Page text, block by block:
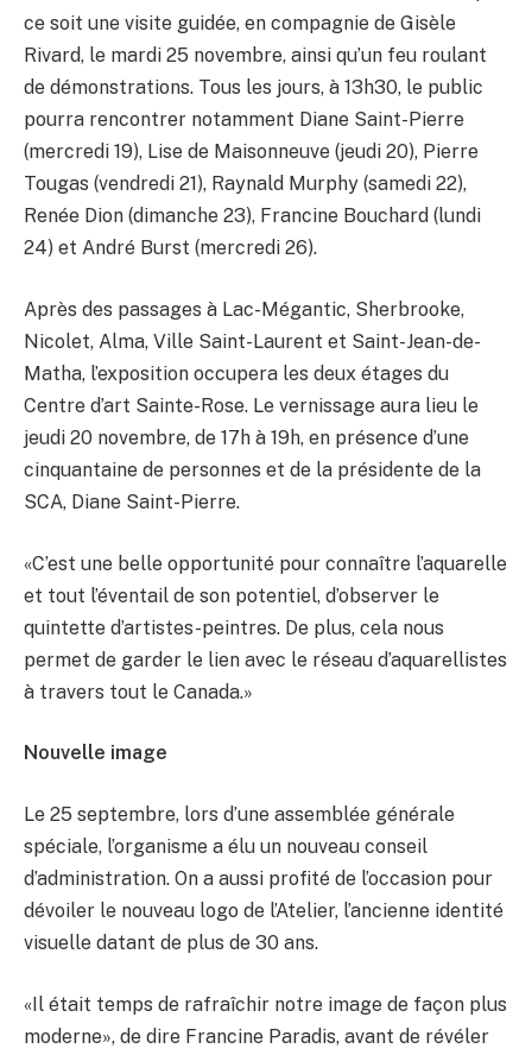
ce soit une visite guidée, en compagnie de Gisèle
Rivard, le mardi 25 novembre, ainsi qu’un feu roulant
de démonstrations. Tous les jours, à 13h30, le public
pourra rencontrer notamment Diane Saint-Pierre
(mercredi 19), Lise de Maisonneuve (jeudi 20), Pierre
Tougas (vendredi 21), Raynald Murphy (samedi 22),
Renée Dion (dimanche 23), Francine Bouchard (lundi
24) et André Burst (mercredi 26).
Après des passages à Lac-Mégantic, Sherbrooke,
Nicolet, Alma, Ville Saint-Laurent et Saint-Jean-de-
Matha, l’exposition occupera les deux étages du
Centre d’art Sainte-Rose. Le vernissage aura lieu le
jeudi 20 novembre, de 17h à 19h, en présence d’une
cinquantaine de personnes et de la présidente de la
SCA, Diane Saint-Pierre.
«C’est une belle opportunité pour connaître l’aquarelle
et tout l’éventail de son potentiel, d’observer le
quintette d’artistes-peintres. De plus, cela nous
permet de garder le lien avec le réseau d’aquarellistes
à travers tout le Canada.»
Nouvelle image
Le 25 septembre, lors d’une assemblée générale
spéciale, l’organisme a élu un nouveau conseil
d’administration. On a aussi profité de l’occasion pour
dévoiler le nouveau logo de l’Atelier, l’ancienne identité
visuelle datant de plus de 30 ans.
«Il était temps de rafraîchir notre image de façon plus
moderne», de dire Francine Paradis, avant de révéler